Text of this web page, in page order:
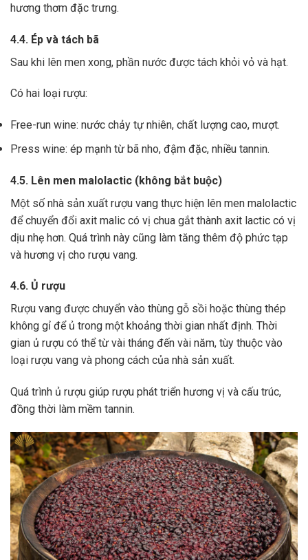
hương thơm đặc trưng.
4.4. Ép và tách bã
Sau khi lên men xong, phần nước được tách khỏi vỏ và hạt.
Có hai loại rượu:
Free-run wine: nước chảy tự nhiên, chất lượng cao, mượt.
Press wine: ép mạnh từ bã nho, đậm đặc, nhiều tannin.
4.5. Lên men malolactic (không bắt buộc)
Một số nhà sản xuất rượu vang thực hiện lên men malolactic
để chuyển đổi axit malic có vị chua gắt thành axit lactic có vị
dịu nhẹ hơn. Quá trình này cũng làm tăng thêm độ phức tạp
và hương vị cho rượu vang.
4.6. Ủ rượu
Rượu vang được chuyển vào thùng gỗ sồi hoặc thùng thép
không gỉ để ủ trong một khoảng thời gian nhất định. Thời
gian ủ rượu có thể từ vài tháng đến vài năm, tùy thuộc vào
loại rượu vang và phong cách của nhà sản xuất.
Quá trình ủ rượu giúp rượu phát triển hương vị và cấu trúc,
đồng thời làm mềm tannin.